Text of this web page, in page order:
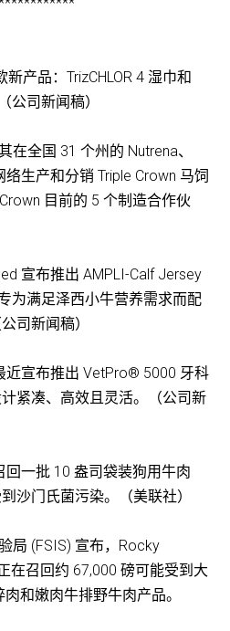
产品：TrizCHLOR 4 湿巾和
公司新闻稿）
在全国 31 个州的 Nutrena、
生产和分销 Triple Crown 马饲
目前的 5 个制造合作伙
宣布推出 AMPLI-Calf Jersey
为满足泽西小牛营养需求而配
司新闻稿）
近宣布推出 VetPro® 5000 牙科
紧凑、高效且灵活。（公司新
回一批 10 盎司袋装狗用牛肉
沙门氏菌污染。（美联社）
局 (FSIS) 宣布，Rocky
在召回约 67,000 磅可能受到大
和嫩肉牛排野牛肉产品。